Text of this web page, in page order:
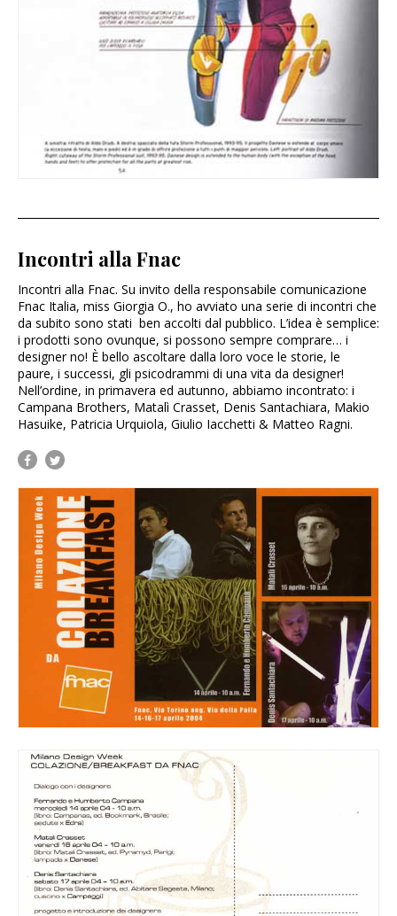
Incontri alla Fnac
Incontri alla Fnac. Su invito della responsabile comunicazione
Fnac Italia, miss Giorgia O., ho avviato una serie di incontri che
da subito sono stati ben accolti dal pubblico. L’idea è semplice:
i prodotti sono ovunque, si possono sempre comprare… i
designer no! È bello ascoltare dalla loro voce le storie, le
paure, i successi, gli psicodrammi di una vita da designer!
Nell’ordine, in primavera ed autunno, abbiamo incontrato: i
Campana Brothers, Matalì Crasset, Denis Santachiara, Makio
Hasuike, Patricia Urquiola, Giulio Iacchetti & Matteo Ragni.